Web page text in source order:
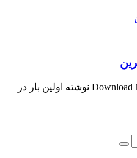
و به نام Download New Song By And Called نوشته اولین بار در